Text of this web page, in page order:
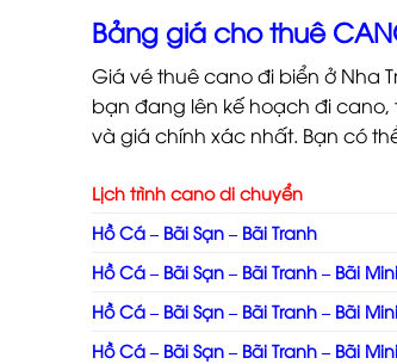
Bảng giá cho thuê
Giá vé thuê cano đi biển ở Nha
bạn đang lên kế hoạch đi
và giá chính xác nhất. Bạn có
Lịch trình cano di chuyển
Hồ Cá – Bãi Sạn – Bãi Tranh
Hồ Cá – Bãi Sạn – Bãi Tranh – Bãi
Hồ Cá – Bãi Sạn – Bãi Tranh – Bãi
Hồ Cá – Bãi Sạn – Bãi Tranh – Bãi